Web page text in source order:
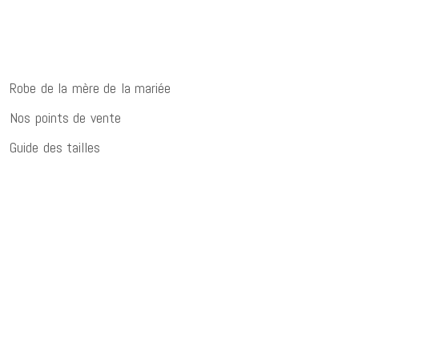
Robe de la mère de la mariée
Nos points de vente
Guide des tailles